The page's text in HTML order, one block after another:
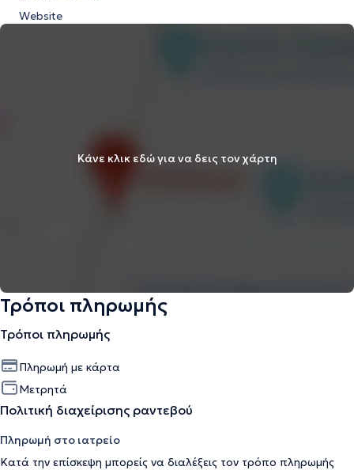
Website
Κάνε κλικ εδώ για να δεις τον χάρτη
Τρόποι πληρωμής
Τρόποι πληρωμής
Πληρωμή με κάρτα
Μετρητά
Πολιτική διαχείρισης ραντεβού
Πληρωμή στο ιατρείο
Κατά την επίσκεψη μπορείς να διαλέξεις τον τρόπο πληρωμής